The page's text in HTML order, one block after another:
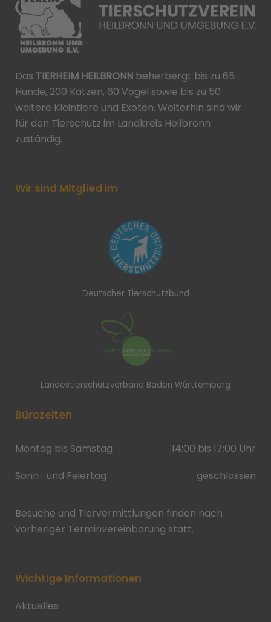
Das TIERHEIM HEILBRONN beherbergt bis zu 65
Hunde, 200 Katzen, 60 Vögel sowie bis zu 50
weitere Kleintiere und Exoten. Weiterhin sind wir
für den Tierschutz im Landkreis Heilbronn
zuständig.
Wir sind Mitglied im
Deutscher Tierschutzbund
Landestierschutzverband Baden Württemberg
Bürozeiten
Montag bis Samstag
14:00 bis 17:00 Uhr
Sonn- und Feiertag
geschlossen
Besuche und Tiervermittlungen finden nach
vorheriger Terminvereinbarung statt.
Wichtige Informationen
Aktuelles